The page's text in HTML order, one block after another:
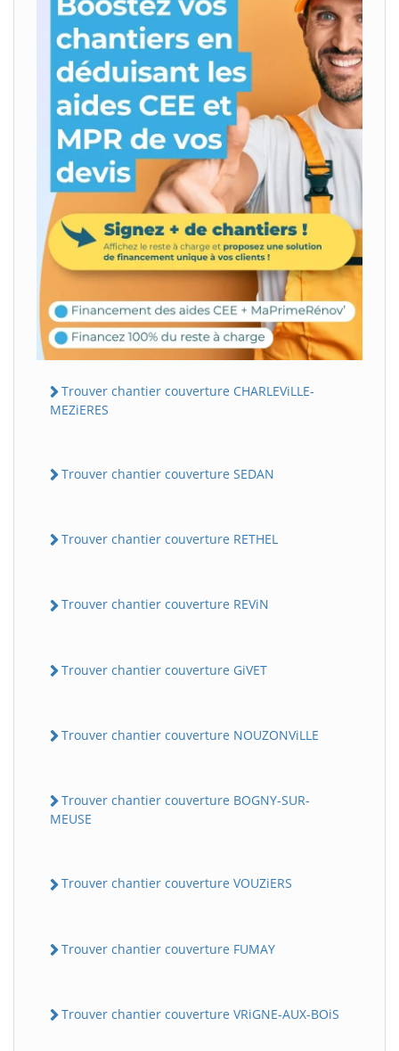
Trouver chantier couverture CHARLEViLLE-
MEZiERES
Trouver chantier couverture SEDAN
Trouver chantier couverture RETHEL
Trouver chantier couverture REViN
Trouver chantier couverture GiVET
Trouver chantier couverture NOUZONViLLE
Trouver chantier couverture BOGNY-SUR-
MEUSE
Trouver chantier couverture VOUZiERS
Trouver chantier couverture FUMAY
Trouver chantier couverture VRiGNE-AUX-BOiS